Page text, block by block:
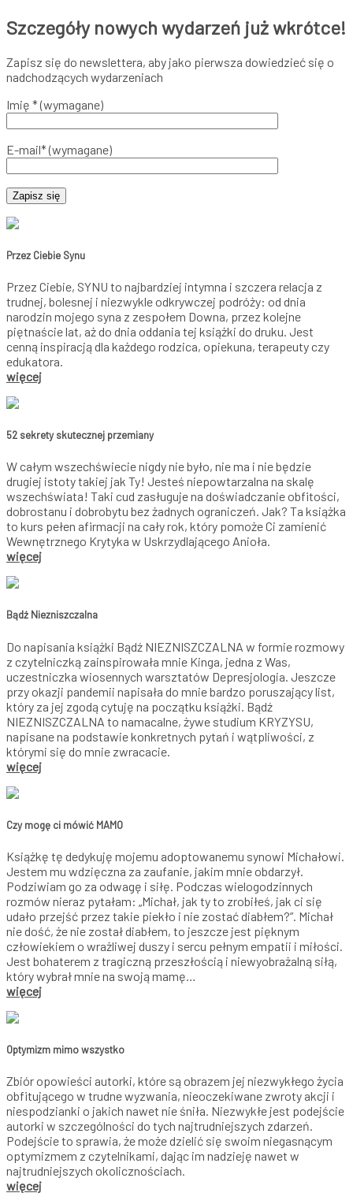
Szczegóły nowych wydarzeń już wkrótce!
Zapisz się do newslettera, aby jako pierwsza dowiedzieć się o
nadchodzących wydarzeniach
Imię * (wymagane)
E-mail* (wymagane)
Przez Ciebie Synu
Przez Ciebie, SYNU to najbardziej intymna i szczera relacja z
trudnej, bolesnej i niezwykle odkrywczej podróży: od dnia
narodzin mojego syna z zespołem Downa, przez kolejne
piętnaście lat, aż do dnia oddania tej książki do druku. Jest
cenną inspiracją dla każdego rodzica, opiekuna, terapeuty czy
edukatora.
więcej
52 sekrety skutecznej przemiany
W całym wszechświecie nigdy nie było, nie ma i nie będzie
drugiej istoty takiej jak Ty! Jesteś niepowtarzalna na skalę
wszechświata! Taki cud zasługuje na doświadczanie obfitości,
dobrostanu i dobrobytu bez żadnych ograniczeń. Jak? Ta książka
to kurs pełen afirmacji na cały rok, który pomoże Ci zamienić
Wewnętrznego Krytyka w Uskrzydlającego Anioła.
więcej
Bądź Niezniszczalna
Do napisania książki Bądź NIEZNISZCZALNA w formie rozmowy
z czytelniczką zainspirowała mnie Kinga, jedna z Was,
uczestniczka wiosennych warsztatów Depresjologia. Jeszcze
przy okazji pandemii napisała do mnie bardzo poruszający list,
który za jej zgodą cytuję na początku książki. Bądź
NIEZNISZCZALNA to namacalne, żywe studium KRYZYSU,
napisane na podstawie konkretnych pytań i wątpliwości, z
którymi się do mnie zwracacie.
więcej
Czy mogę ci mówić MAMO
Książkę tę dedykuję mojemu adoptowanemu synowi Michałowi.
Jestem mu wdzięczna za zaufanie, jakim mnie obdarzył.
Podziwiam go za odwagę i siłę. Podczas wielogodzinnych
rozmów nieraz pytałam: „Michał, jak ty to zrobiłeś, jak ci się
udało przejść przez takie piekło i nie zostać diabłem?”. Michał
nie dość, że nie został diabłem, to jeszcze jest pięknym
człowiekiem o wrażliwej duszy i sercu pełnym empatii i miłości.
Jest bohaterem z tragiczną przeszłością i niewyobrażalną siłą,
który wybrał mnie na swoją mamę…
więcej
Optymizm mimo wszystko
Zbiór opowieści autorki, które są obrazem jej niezwykłego życia
obfitującego w trudne wyzwania, nieoczekiwane zwroty akcji i
niespodzianki o jakich nawet nie śniła. Niezwykłe jest podejście
autorki w szczególności do tych najtrudniejszych zdarzeń.
Podejście to sprawia, że może dzielić się swoim niegasnącym
optymizmem z czytelnikami, dając im nadzieję nawet w
najtrudniejszych okolicznościach.
więcej